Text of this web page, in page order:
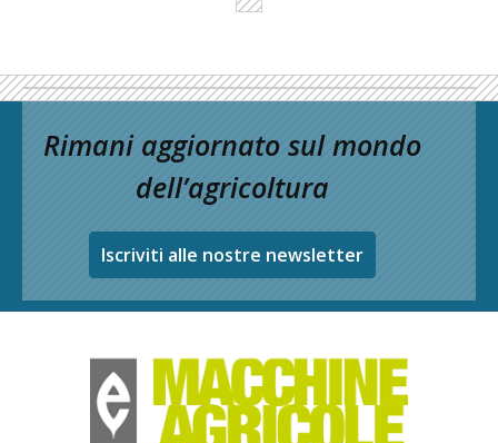
Rimani aggiornato sul mondo
dell’agricoltura
Iscriviti alle nostre newsletter